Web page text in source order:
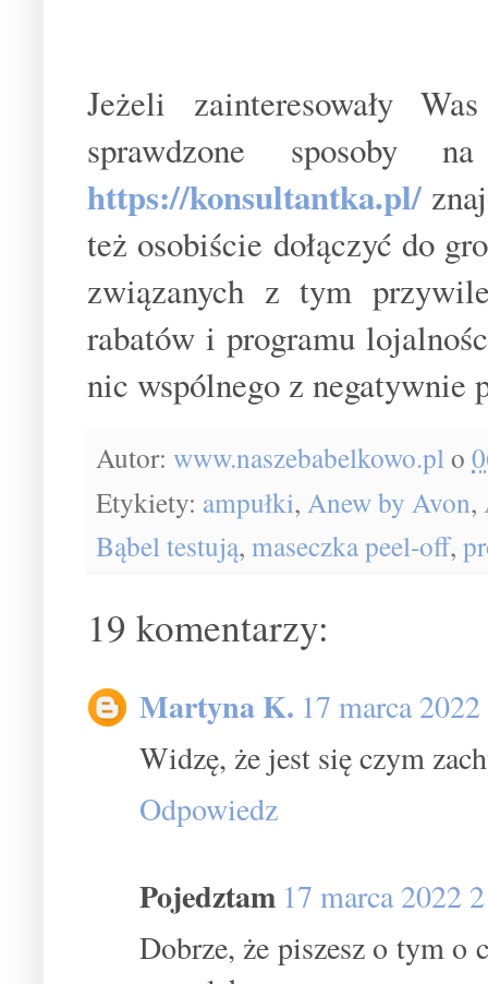
Jeżeli zainteresowały
sprawdzone sposoby
https://konsultantka.pl/
też osobiście dołączyć do
związanych z tym
rabatów i programu
nic wspólnego z negatywnie
Autor: www.naszebabelkowo.plo
Etykiety: ampułki, Anew by Avon,
Bąbel testują, maseczka peel-off,
19 komentarzy:
Martyna K. 17 marca
Widzę, że jest się czym
Odpowiedz
Pojedztam 17 marca 2022
Dobrze, że piszesz o tym o